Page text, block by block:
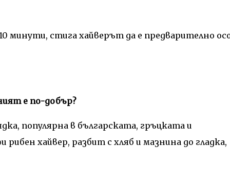
минути, стига хайверът да е предварително
е по-добър?
популярна в българската, гръцката и
хайвер, разбит с хляб и мазнина до гладка,